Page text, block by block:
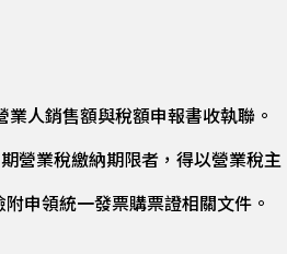
人銷售額與稅額申報書收執聯。
營業稅繳納期限者，得以營業稅主
申領統一發票購票證相關文件。